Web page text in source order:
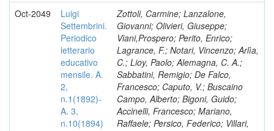
Oct-2049
Luigi
Settembrini.
Periodico
letterario
educativo
mensile. A.
2,
n.1(1892)-
A. 3,
n.10(1894)
Zottoli, Carmine; Lanzalone,
Giovanni; Olivieri, Giuseppe;
Viani,Prospero; Perito, Enrico;
Lagrance, F.; Notari, Vincenzo; Arlìa,
C.; Lioy, Paolo; Alemagna, C. A.;
Sabbatini, Remigio; De Falco,
Francesco; Caputo, V.; Buscaino
Campo, Alberto; Bigoni, Guido;
Accinelli, Francesco; Mariano,
Raffaele; Persico, Federico; Villari,